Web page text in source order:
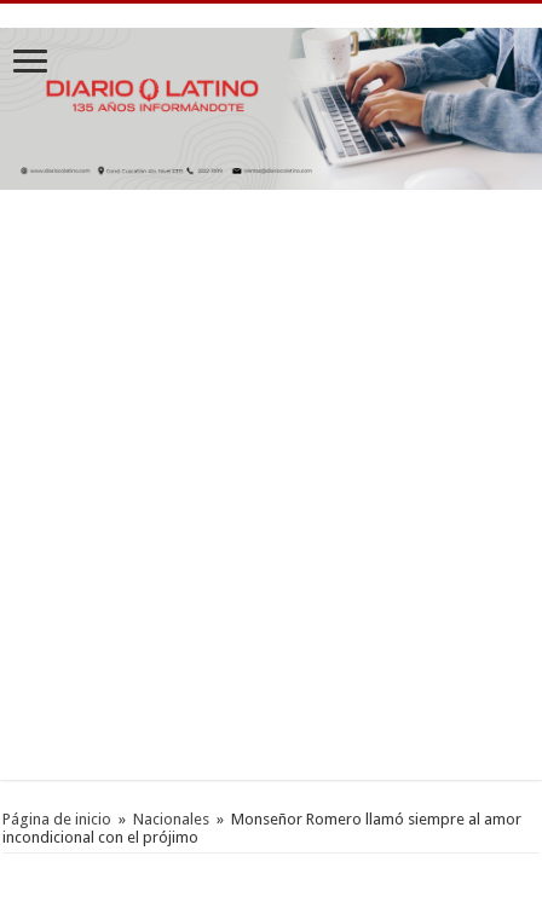
Página de inicio » Nacionales » Monseñor Romero llamó siempre al amor
incondicional con el prójimo